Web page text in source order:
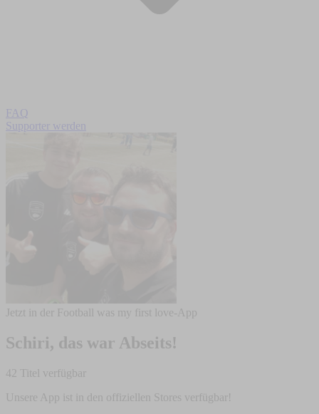
FAQ
Supporter werden
Jetzt in der Football was my first love-App
Schiri, das war Abseits!
42 Titel verfügbar
Unsere App ist in den offiziellen Stores verfügbar!